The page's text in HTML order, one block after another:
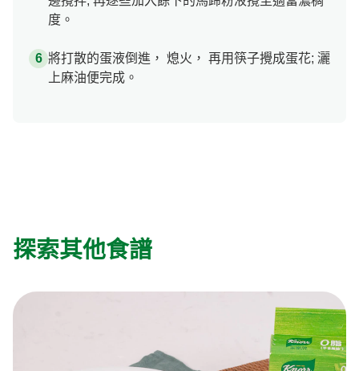
度。
將打散的蛋液倒進， 熄火， 再用筷子攪成蛋花; 灑
上麻油便完成。
探索其他食譜